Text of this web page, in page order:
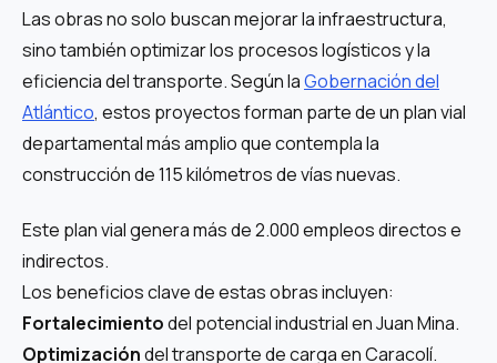
Las obras no solo buscan mejorar la infraestructura,
sino también optimizar los procesos logísticos y la
eficiencia del transporte. Según laGobernación del
Atlántico, estos proyectos forman parte de un plan vial
departamental más amplio que contempla la
construcción de 115 kilómetros de vías nuevas.
Este plan vial genera más de 2.000 empleos directos e
indirectos.
Los beneficios clave de estas obras incluyen:
Fortalecimientodel potencial industrial en Juan Mina.
Optimizacióndel transporte de carga en Caracolí.